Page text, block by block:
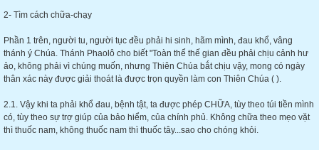
2- Tìm cách chữa-chạy
Phần 1 trên, người tu, người tục đều phải hi sinh, hãm mình, đau khổ, vâng
thánh ý Chúa. Thánh Phaolô cho biết "Toàn thể thế gian đều phải chịu cảnh hư
ảo, không phải vì chúng muốn, nhưng Thiên Chúa bắt chịu vậy, mong có ngày
thân xác này được giải thoát là được trọn quyền làm con Thiên Chúa ( ).
2.1. Vậy khi ta phải khổ đau, bệnh tật, ta được phép CHỮA, tùy theo túi tiền mình
có, tùy theo sự trợ giúp của bảo hiểm, của chính phủ. Không chữa theo mẹo vặt
thì thuốc nam, không thuốc nam thì thuốc tây...sao cho chóng khỏi.